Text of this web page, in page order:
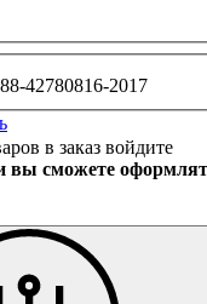
42780816-2017
в заказ войдите
вы сможете